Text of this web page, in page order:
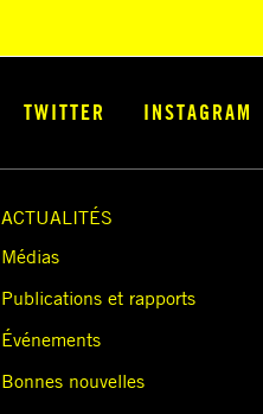
TWITTER INSTAGRAM
ACTUALITÉS
Médias
Publications et rapports
Événements
Bonnes nouvelles